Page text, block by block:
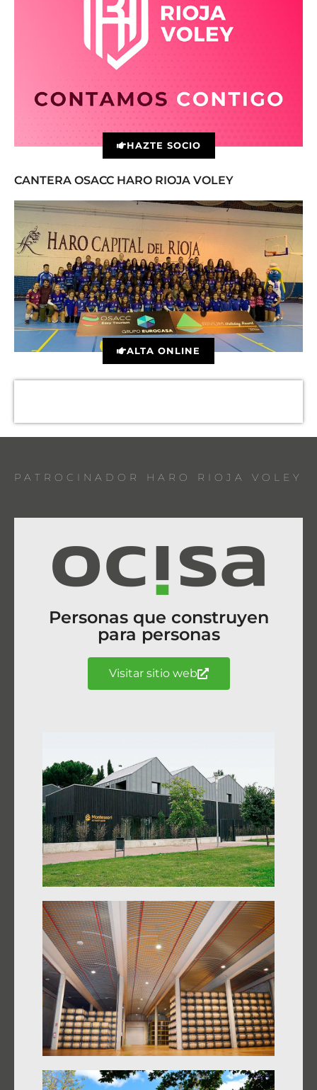
HAZTE SOCIO
CANTERA OSACC HARO RIOJA VOLEY
ALTA ONLINE
PATROCINADOR HARO RIOJA VOLEY
Personas que construyen
para personas
Visitar sitio web